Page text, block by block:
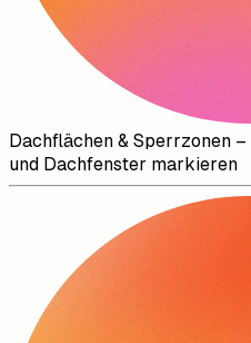
Dachflächen & Sperrzonen –
und Dachfenster markieren